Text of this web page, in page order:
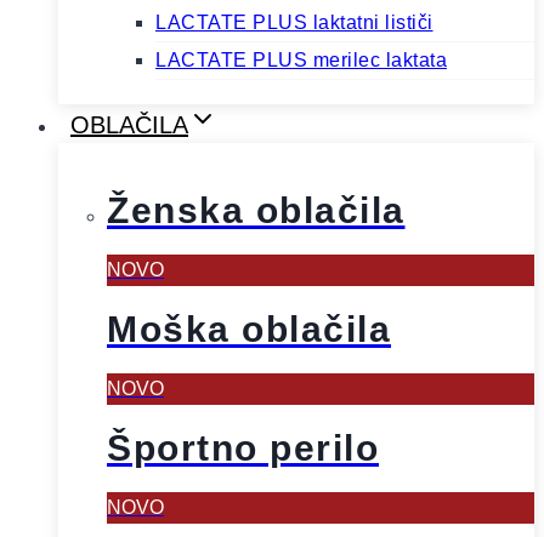
LACTATE PLUS laktatni lističi
LACTATE PLUS merilec laktata
OBLAČILA
Ženska oblačila
NOVO
Moška oblačila
NOVO
Športno perilo
NOVO